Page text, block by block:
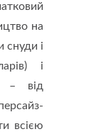
на
снуди і
і
– від
всією